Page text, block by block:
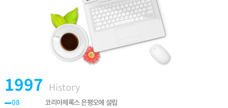
1997 History
08 코리아제록스 은평오에 설립